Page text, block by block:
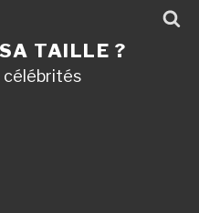
TAILLE ?
célébrités